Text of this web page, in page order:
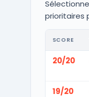
prioritaires
SCORE
20/20
19/20